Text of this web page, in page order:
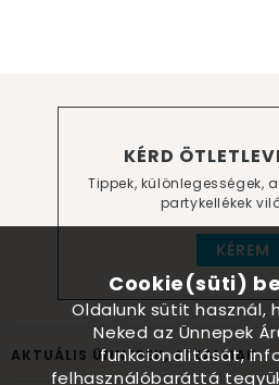
KÉRD
Tippek, különlegességek,
partykellékek
KÉREM
AKTUÁLIS ÜNNEPEK, ALKALMAK
Cookie(süti)
Oldalunk sütit használ,
Neked az Ünnepek
funkcionalitását,
felhasználóbaráttá